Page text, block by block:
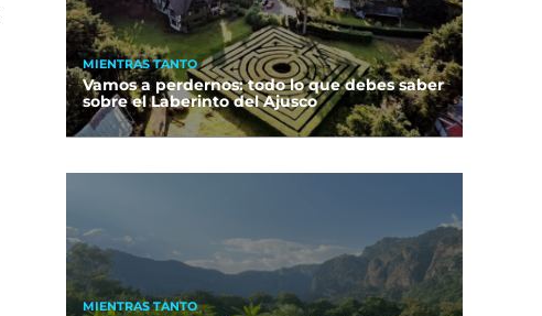
MIENTRAS TANTO
Vamos a perdernos: todo lo que debes saber
sobre el Laberinto del Ajusco
MIENTRAS TANTO